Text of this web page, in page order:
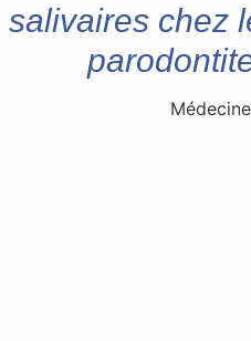
salivaires chez